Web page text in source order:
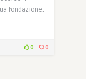
fondazione.
0 0